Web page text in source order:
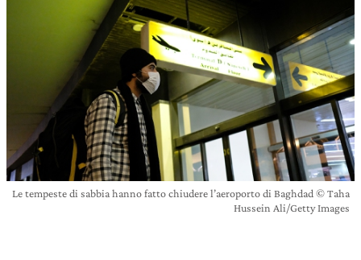
Le tempeste di sabbia hanno fatto chiudere l’aeroporto di Baghdad © Taha
Hussein Ali/Getty Images